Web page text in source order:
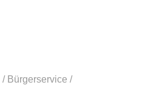
/ Bürgerservice /